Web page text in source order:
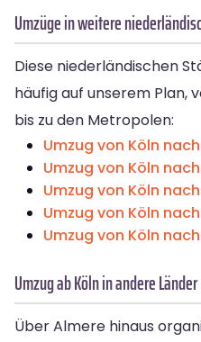
Umzüge in weitere
Diese niederländischen
häufig auf unserem Plan,
bis zu den Metropolen:
Umzug von Köln
Umzug von Köln
Umzug von Köln
Umzug von Köln
Umzug von Köln
Umzug ab Köln in andere Länder
Über Almere hinaus